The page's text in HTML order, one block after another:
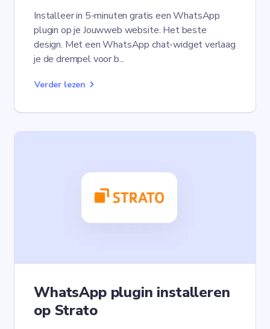
Installeer in 5-minuten gratis een WhatsApp
plugin op je Jouwweb website. Het beste
design. Met een WhatsApp chat-widget verlaag
je de drempel voor b...
Verder lezen
WhatsApp plugin installeren
op Strato